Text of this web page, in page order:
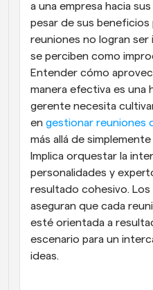
a una empresa hacia
pesar de sus beneficios
reuniones no logran
se perciben como
Entender cómo
manera efectiva es una
gerente necesita
en gestionar reuniones
más allá de
Implica orquestar la
personalidades y
resultado cohesivo.
aseguran que cada
esté orientada a
escenario para un
ideas.